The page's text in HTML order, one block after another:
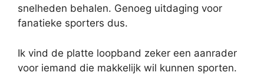
snelheden behalen. Genoeg uitdaging voor
fanatieke sporters dus.
Ik vind de platte loopband zeker een aanrader
voor iemand die makkelijk wil kunnen sporten.